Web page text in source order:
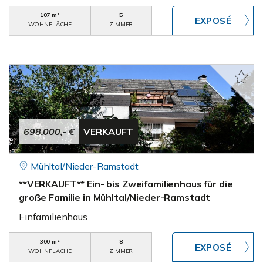
107 m²
WOHNFLÄCHE
5
ZIMMER
698.000,- € VERKAUFT
Mühltal/Nieder-Ramstadt
**VERKAUFT** Ein- bis Zweifamilienhaus für die
große Familie in Mühltal/Nieder-Ramstadt
Einfamilienhaus
300 m²
WOHNFLÄCHE
8
ZIMMER